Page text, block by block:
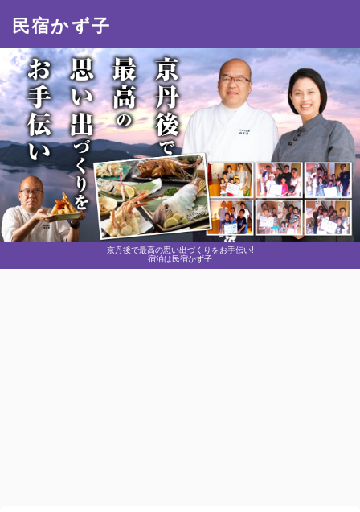
京丹後で最高の思い出づくりをお手伝い!
宿泊は民宿かず子
民宿かず子